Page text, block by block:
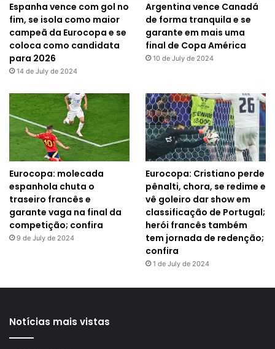
Espanha vence com gol no
fim, se isola como maior
campeã da Eurocopa e se
coloca como candidata
para 2026
14 de July de 2024
Argentina vence Canadá
de forma tranquila e se
garante em mais uma
final de Copa América
10 de July de 2024
Eurocopa: molecada
espanhola chuta o
traseiro francês e
garante vaga na final da
competição; confira
9 de July de 2024
Eurocopa: Cristiano perde
pênalti, chora, se redime e
vê goleiro dar show em
classificação de Portugal;
herói francês também
tem jornada de redenção;
confira
1 de July de 2024
Notícias mais vistas